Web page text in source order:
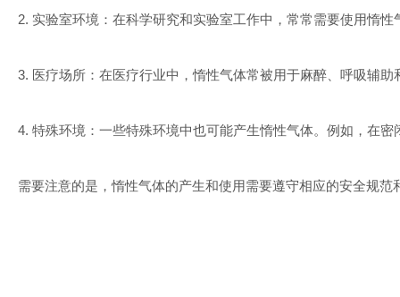
2. 实验室环境：在科学研究和实验室工作中，常常需要使用惰
3. 医疗场所：在医疗行业中，惰性气体常被用于麻醉、呼吸辅
4. 特殊环境：一些特殊环境中也可能产生惰性气体。例如，在
需要注意的是，惰性气体的产生和使用需要遵守相应的安全规